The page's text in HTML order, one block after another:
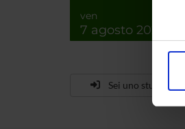
ven
7 agosto 2026
Sei uno studente